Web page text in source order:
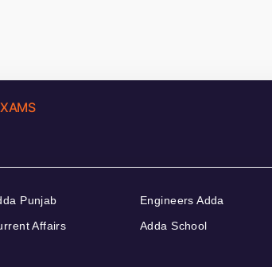
Punjab
Affairs
Engineers Adda
Adda School